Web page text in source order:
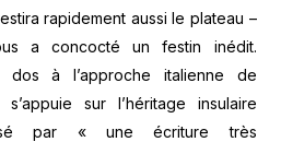
rapidement aussi le plateau –
a concocté un festin inédit.
dos à l’approche italienne de
sur l’héritage insulaire
par « une écriture très